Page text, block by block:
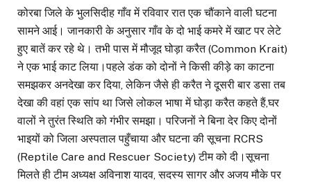
कोरबा जिले के भुलसिदीह गाँव में रविवार रात एक चौंकाने वाली घटना
सामने आई। जानकारी के अनुसार गाँव के दो भाई कमरे में खाट पर लेटे
हुए बातें कर रहे थे। तभी पास में मौजूद घोड़ा करैत (Common Krait)
ने एक भाई काट लिया।पहले डंक को दोनों ने किसी कीड़े का काटना
समझकर अनदेखा कर दिया, लेकिन जैसे ही करैत ने दूसरी बार डसा तब
देखा की वहां एक सांप था जिसे लोकल भाषा में घोड़ा करैत कहते हैं,घर
वालों ने तुरंत स्थिति को गंभीर समझा। परिजनों ने बिना देर किए दोनों
भाइयों को जिला अस्पताल पहुँचाया और घटना की सूचना RCRS
(Reptile Care and Rescuer Society) टीम को दी।सूचना
मिलते ही टीम अध्यक्ष अविनाश यादव, सदस्य सागर और अजय मौके पर